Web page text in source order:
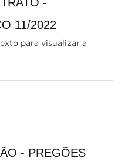
11/2022
para visualizar a
- PREGÕES